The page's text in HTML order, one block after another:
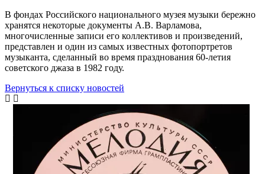
В фондах Российского национального музея музыки бережно
хранятся некоторые документы А.В. Варламова,
многочисленные записи его коллективов и произведений,
представлен и один из самых известных фотопортретов
музыканта, сделанный во время празднования 60-летия
советского джаза в 1982 году.
Вернуться к списку новостей